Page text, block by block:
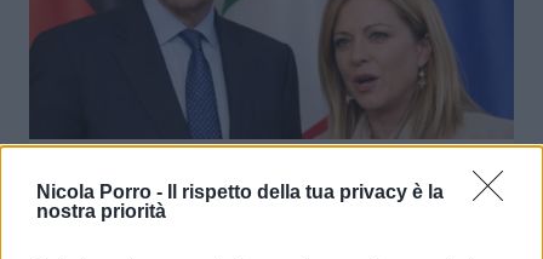
Nicola Porro -
Il rispetto della tua privacy è la
nostra priorità
Europa, asse Merz-Meloni per la
svolta sulla competitività